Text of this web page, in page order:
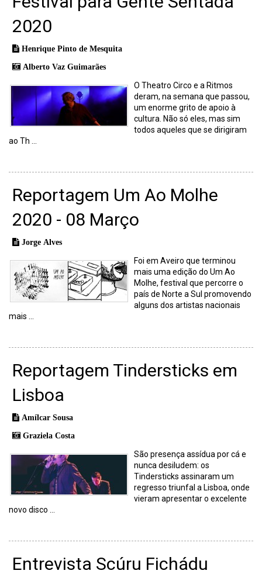
2020
Henrique Pinto de Mesquita
Alberto Vaz Guimarães
O Theatro Circo e a Ritmos
deram, na semana que passou,
um enorme grito de apoio à
cultura. Não só eles, mas sim
todos aqueles que se dirigiram
ao Th ...
Reportagem Um Ao Molhe
2020 - 08 Março
Jorge Alves
Foi em Aveiro que terminou
mais uma edição do Um Ao
Molhe, festival que percorre o
país de Norte a Sul promovendo
alguns dos artistas nacionais
mais ...
Reportagem Tindersticks em
Lisboa
Amílcar Sousa
Graziela Costa
São presença assídua por cá e
nunca desiludem: os
Tindersticks assinaram um
regresso triunfal a Lisboa, onde
vieram apresentar o excelente
novo disco ...
Entrevista Scúru Fichádu